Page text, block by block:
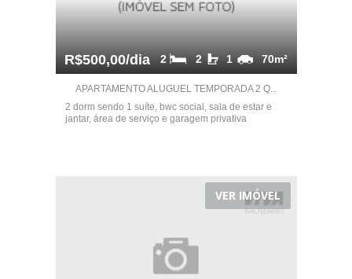
R$500,00/dia 70m²
1
2
2
APARTAMENTO ALUGUEL TEMPORADA 2 Q...
2 dorm sendo 1 suíte, bwc social, sala de estar e
jantar, área de serviço e garagem privativa
VER IMÓVEL